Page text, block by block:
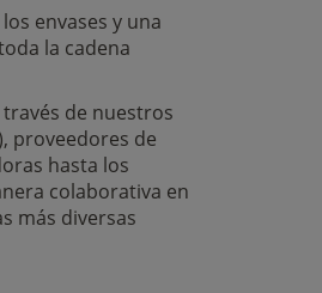
envases y una
la cadena
de nuestros
proveedores de
hasta los
colaborativa en
más diversas